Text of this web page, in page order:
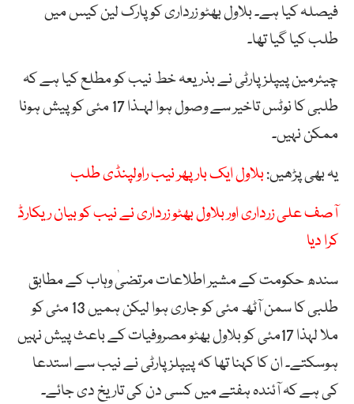
فیصلہ کیا ہے۔ بلاول بھٹو زرداری کوپارک لین کیس میں
طلب کیا گیا تھا۔
چیئرمین پیپلز پارٹی نے بذریعہ خط نیب کو مطلع کیا ہے کہ
طلبی کا نوٹس تاخیر سے وصول ہوا لہـذا 17 مئی کو پیش ہونا
ممکن نہیں۔
یہ بھی پڑھیں:بلاول ایک بار پھر نیب راولپنڈی طلب
آصف علی زرداری اور بلاول بھٹو زرداری نے نیب کو بیان ریکارڈ
کرا دیا
سندھ حکومت کے مشیر اطلاعات مرتضیٰ وہاب کے مطابق
طلبی کا سمن آٹھ مئی کو جاری ہوا لیکن ہمیں 13 مئی کو
ملا لہذا 17مئی کو بلاول بھٹو مصروفیات کے باعث پیش نہیں
ہوسکتے۔ ان کا کہنا تھا کہ پیپلزپارٹی نے نیب سے استدعا
کی ہے کہ آئندہ ہفتے میں کسی دن کی تاریخ دی جائے۔